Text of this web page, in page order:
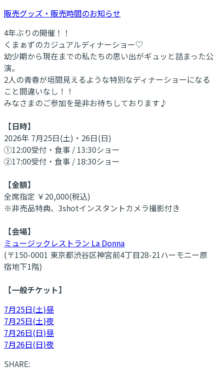
販売グッズ・販売時間のお知らせ
4年ぶりの開催！！
くまぁずのカジュアルディナーショー♡
幼少期から現在までの私たちの思い出がギュッと詰まった公
演。
2人の青春が垣間見えるような特別なディナーショーになる
こと間違いなし！！
みなさまのご参加を是非お待ちしております♪
【日時】
2026年 7月25日(土)・26日(日)
①12:00受付・食事 / 13:30ショー
②17:00受付・食事 / 18:30ショー
【金額】
全席指定 ￥20,000(税込)
※非売品特典、3shotインスタントカメラ撮影付き
【会場】
ミュージックレストラン La Donna
(〒150-0001 東京都渋谷区神宮前4丁目28-21ハーモニー原
宿地下1階)
【一般チケット】
7月25日(土)昼
7月25日(土)夜
7月26日(日)昼
7月26日(日)夜
SHARE: